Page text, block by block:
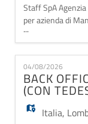
CV
Lingua
EN
FR
Staff SpA
per azienda di
FRONT OFFICE.
accoglienza,
uffici interni,
settimanali dal
dimestichezza
...
04/08/2026
BACK
(CON
Italia,